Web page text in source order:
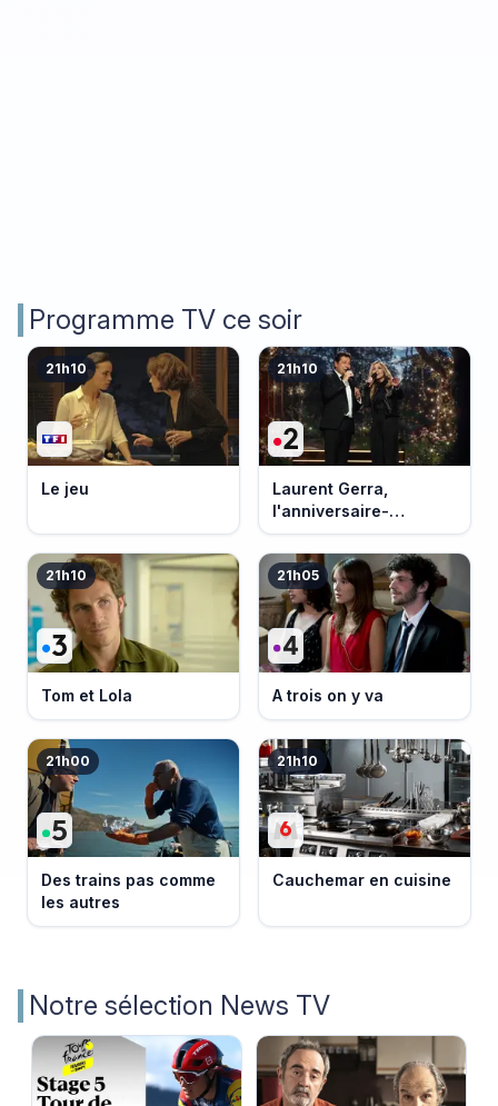
Programme TV ce soir
21h10
Le jeu
21h10
Laurent Gerra,
l'anniversaire-
événement
21h10
Tom et Lola
21h05
A trois on y va
21h00
Des trains pas comme
les autres
21h10
Cauchemar en cuisine
Notre sélection News TV